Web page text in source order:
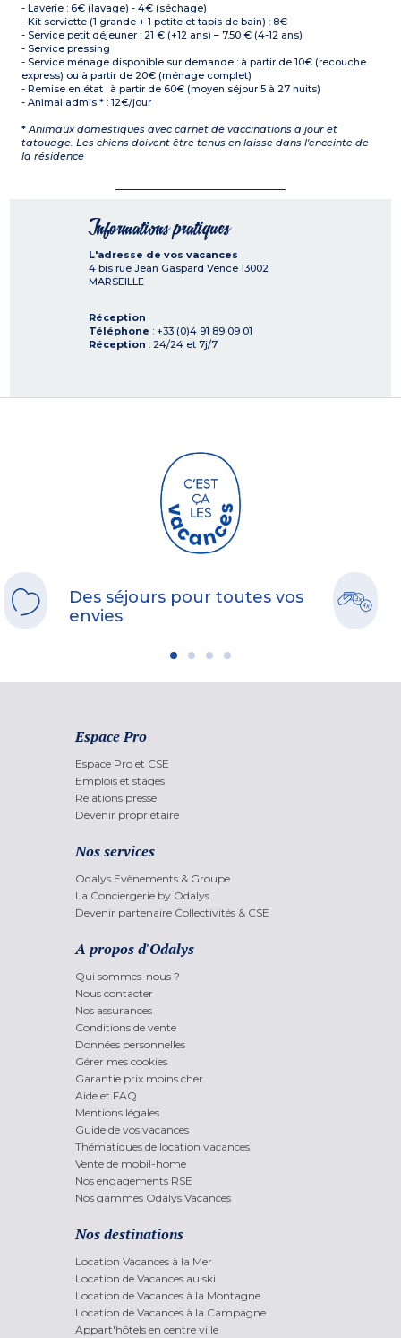
- Laverie : 6€ (lavage) - 4€ (séchage)
- Kit serviette (1 grande + 1 petite et tapis de bain) : 8€
- Service petit déjeuner : 21 € (+12 ans) – 7.50 € (4-12 ans)
- Service pressing
- Service ménage disponible sur demande : à partir de 10€ (recouche
express) ou à partir de 20€ (ménage complet)
- Remise en état : à partir de 60€ (moyen séjour 5 à 27 nuits)
- Animal admis * : 12€/jour
*Animaux domestiques avec carnet de vaccinations à jour et
tatouage. Les chiens doivent être tenus en laisse dans l'enceinte de
la résidence
Informations pratiques
L'adresse de vos vacances
4 bis rue Jean Gaspard Vence 13002
MARSEILLE
Réception
Téléphone : +33 (0)4 91 89 09 01
Réception : 24/24 et 7j/7
Des séjours pour toutes vos
envies
Espace Pro
Espace Pro et CSE
Emplois et stages
Relations presse
Devenir propriétaire
Nos services
Odalys Evènements & Groupe
La Conciergerie by Odalys
Devenir partenaire Collectivités & CSE
A propos d'Odalys
Qui sommes-nous ?
Nous contacter
Nos assurances
Conditions de vente
Données personnelles
Gérer mes cookies
Garantie prix moins cher
Aide et FAQ
Mentions légales
Guide de vos vacances
Thématiques de location vacances
Vente de mobil-home
Nos engagements RSE
Nos gammes Odalys Vacances
Nos destinations
Location Vacances à la Mer
Location de Vacances au ski
Location de Vacances à la Montagne
Location de Vacances à la Campagne
Appart'hôtels en centre ville